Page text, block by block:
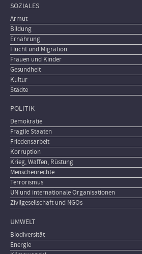
SOZIALES
Armut
Bildung
Ernährung
Flucht und Migration
Frauen und Kinder
Gesundheit
Kultur
Städte
POLITIK
Demokratie
Fragile Staaten
Friedensarbeit
Korruption
Krieg, Waffen, Rüstung
Menschenrechte
Terrorismus
UN und internationale Organisationen
Zivilgesellschaft und NGOs
UMWELT
Biodiversität
Energie